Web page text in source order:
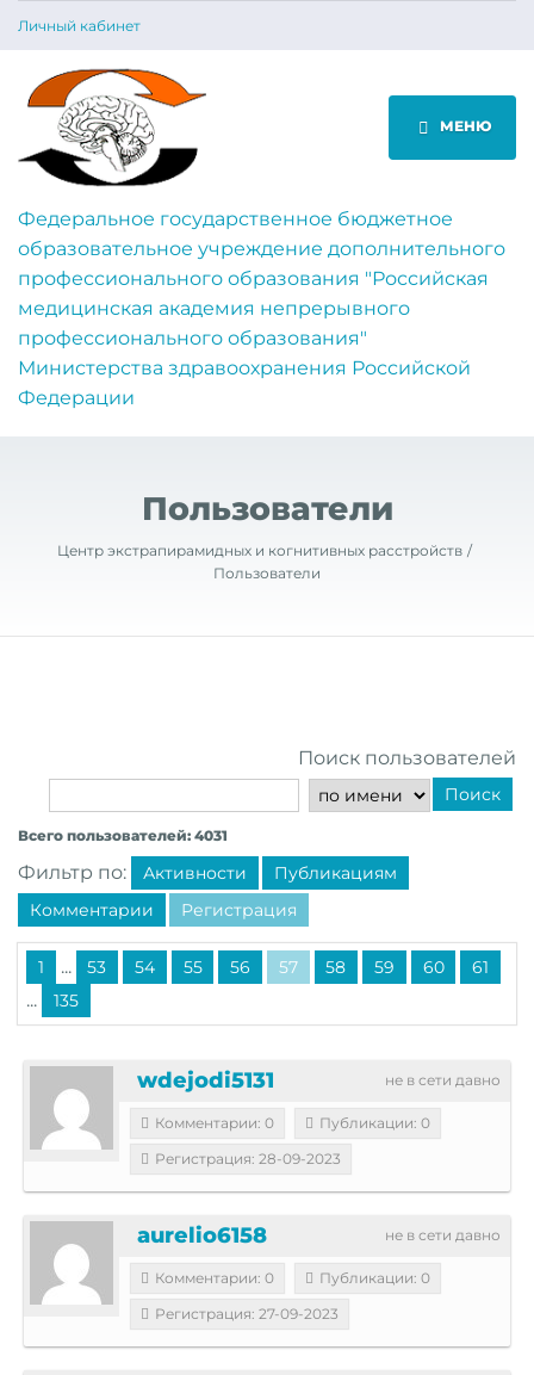
Личный кабинет
МЕНЮ
Федеральное государственное бюджетное
образовательное учреждение дополнительного
профессионального образования "Российская
медицинская академия непрерывного
профессионального образования"
Министерства здравоохранения Российской
Федерации
Пользователи
Центр экстрапирамидных и когнитивных расстройств
Пользователи
Поиск пользователей
Поиск
Всего пользователей: 4031
Фильтр по: Активности
Публикациям
Комментарии
Регистрация
1 ... 53 54 55 56 57 58 59 60 61
... 135
не в сети давно
wdejodi5131
Комментарии: 0
Публикации: 0
Регистрация: 28-09-2023
не в сети давно
aurelio6158
Комментарии: 0
Публикации: 0
Регистрация: 27-09-2023